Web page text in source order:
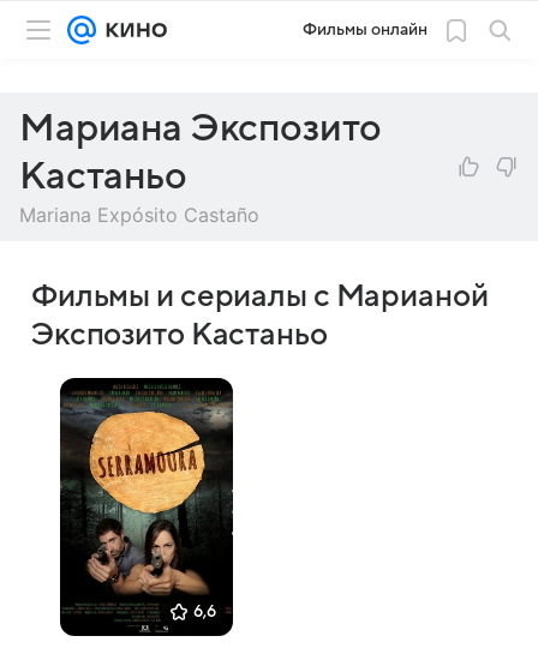
Фильмы онлайн
Мариана Экспозито
Кастаньо
Mariana Expósito Castaño
Фильмы и сериалы с Марианой
Экспозито Кастаньо
6,6